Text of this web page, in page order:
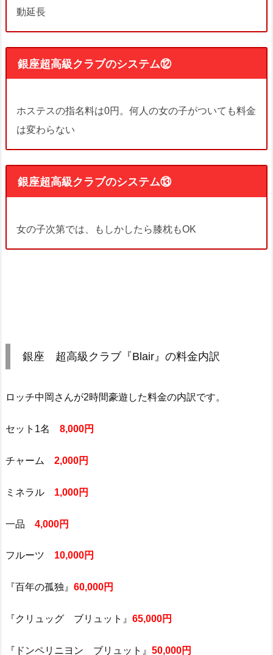
動延長
銀座超高級クラブのシステム⑫
ホステスの指名料は0円。何人の女の子がついても料金
は変わらない
銀座超高級クラブのシステム⑬
女の子次第では、もしかしたら膝枕もOK
銀座 超高級クラブ『Blair』の料金内訳
ロッチ中岡さんが2時間豪遊した料金の内訳です。
セット1名 8,000円
チャーム 2,000円
ミネラル 1,000円
一品 4,000円
フルーツ 10,000円
『百年の孤独』 60,000円
『クリュッグ ブリュット』 65,000円
『ドンペリニヨン ブリュット』 50,000円